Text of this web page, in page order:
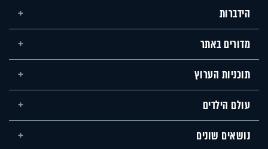
הידברות
מדורים באתר
תוכניות הערוץ
עולם הילדים
נושאים שונים